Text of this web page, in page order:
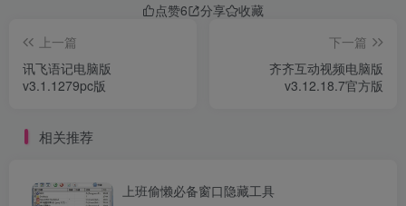
点赞6 分享
收藏
上一篇
讯飞语记电脑版
v3.1.1279pc版
下一篇
齐齐互动视频电脑版
v3.12.18.7官方版
相关推荐
上班偷懒必备窗口隐藏工具